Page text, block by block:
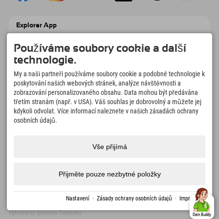
Explorer App
Explorer To Go s přehledem rezervací,
seznamem míst, která chcete navštívit,
přehledem restaurací a mnoha dalšími
věcmi. Stáhněte si hned!
Čas na chvilky objevitelů
166
Horská jezera a
4.634km
Stezky pro pěší turistiku a
Přístupnost tisk Certifikáty
Volná
Čeština
vytvořeno pomocí Tramino
Dein Buddy
Používáme soubory cookie a další
technologie.
My a naši partneři používáme soubory cookie a podobné technologie k
poskytování našich webových stránek, analýze návštěvnosti a
zobrazování personalizovaného obsahu. Data mohou být předávána
třetím stranám (např. v USA). Váš souhlas je dobrovolný a můžete jej
kdykoli odvolat. Více informací naleznete v našich zásadách ochrany
osobních údajů.
Vše přijímá
Přijměte pouze nezbytné položky
Nastavení · Zásady ochrany osobních údajů · Impressum